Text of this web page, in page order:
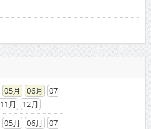
05 06
07
11
12
05 06
07